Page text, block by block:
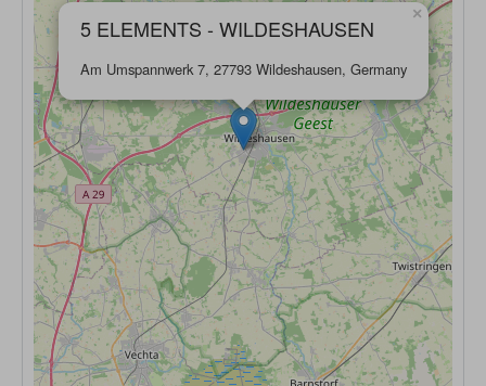
5 ELEMENTS - WILDESHAUSEN
Am Umspannwerk 7, 27793 Wildeshausen, Germany
×